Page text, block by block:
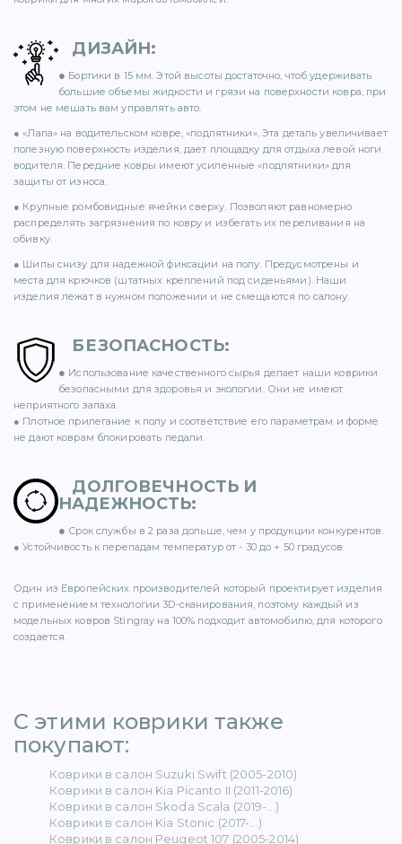
BENZ (65)
ДИЗАЙН:
● Бортики в 15 мм. Этой высоты достаточно, чтоб удерживать
большие объемы жидкости и грязи на поверхности ковра, при
этом не мешать вам управлять авто.
● «Лапа» на водительском ковре, «подпятники». Эта деталь увеличивает
полезную поверхность изделия, дает площадку для отдыха левой ноги
водителя. Передние ковры имеют усиленные «подпятники» для
защиты от износа.
● Крупные ромбовидные ячейки сверху. Позволяют равномерно
распределять загрязнения по ковру и избегать их переливания на
обивку.
● Шипы снизу для надежной фиксации на полу. Предусмотрены и
места для крючков (штатных креплений под сиденьями). Наши
изделия лежат в нужном положении и не смещаются по салону.
БЕЗОПАСНОСТЬ:
● Использование качественного сырья делает наши коврики
безопасными для здоровья и экологии. Они не имеют
неприятного запаха.
● Плотное прилегание к полу и соответствие его параметрам и форме
не дают коврам блокировать педали.
ДОЛГОВЕЧНОСТЬ И
НАДЕЖНОСТЬ:
● Срок службы в 2 раза дольше, чем у продукции конкурентов.
● Устойчивость к перепадам температур от - 30 до + 50 градусов.
Один из Европейских производителей который проектирует изделия
с применением технологии 3D-сканирования, поэтому каждый из
модельных ковров Stingray на 100% подходит автомобилю, для которого
создается.
С этими коврики также
покупают: ​
Коврики в салон Suzuki Swift (2005-2010)
Коврики в салон Kia Picanto II (2011-2016)
Коврики в салон Skoda Scala (2019-...)
Коврики в салон Kia Stonic (2017-...)
Коврики в салон Peugeot 107 (2005-2014)